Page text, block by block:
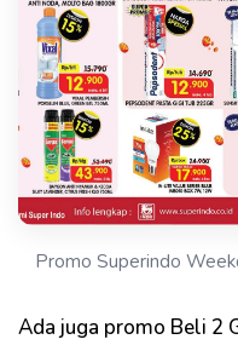
Promo Superindo
Ada juga promo Beli 2